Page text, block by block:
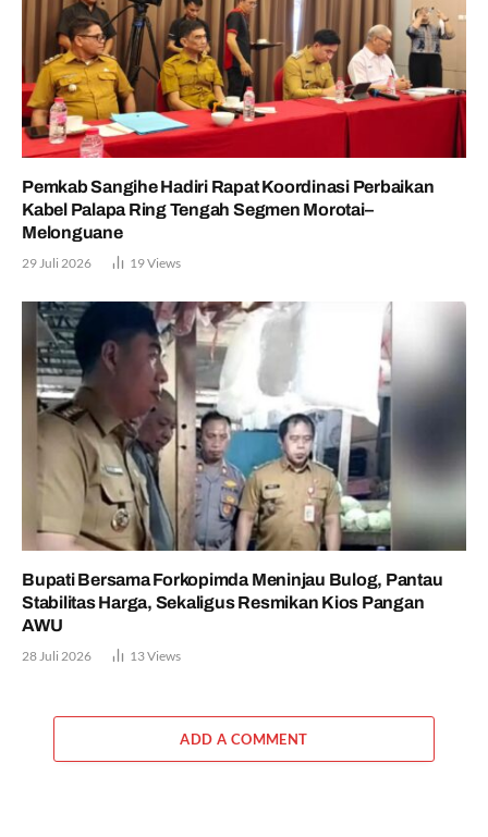
Pemkab Sangihe Hadiri Rapat Koordinasi Perbaikan
Kabel Palapa Ring Tengah Segmen Morotai–
Melonguane
29 Juli 2026 19Views
Bupati Bersama Forkopimda Meninjau Bulog, Pantau
Stabilitas Harga, Sekaligus Resmikan Kios Pangan
AWU
28 Juli 2026 13Views
ADD A COMMENT